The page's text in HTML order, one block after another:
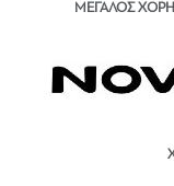
ΜΕΓΑΛΟΣ